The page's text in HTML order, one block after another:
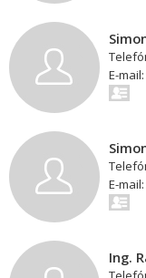
E-mail:
E-mail:
Ing.